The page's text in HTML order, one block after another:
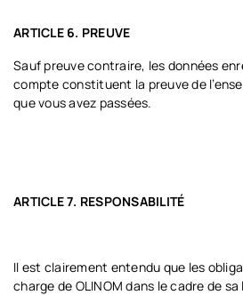
ARTICLE 6. PREUVE
Sauf preuve contraire, les données
compte constituent la preuve de
que vous avez passées.
ARTICLE 7. RESPONSABILITÉ
Il est clairement entendu que les
charge de OLINOM dans le cadre de